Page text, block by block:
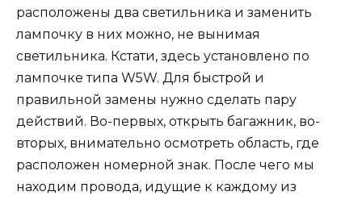
расположены два светильника и заменить
лампочку в них можно, не вынимая
светильника. Кстати, здесь установлено по
лампочке типа W5W. Для быстрой и
правильной замены нужно сделать пару
действий. Во-первых, открыть багажник, во-
вторых, внимательно осмотреть область, где
расположен номерной знак. После чего мы
находим провода, идущие к каждому из